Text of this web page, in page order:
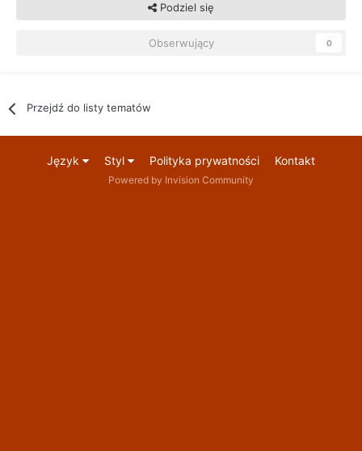
Podziel się
Obserwujący 0
Przejdź do listy tematów
Język Styl Polityka prywatności Kontakt
Powered by Invision Community